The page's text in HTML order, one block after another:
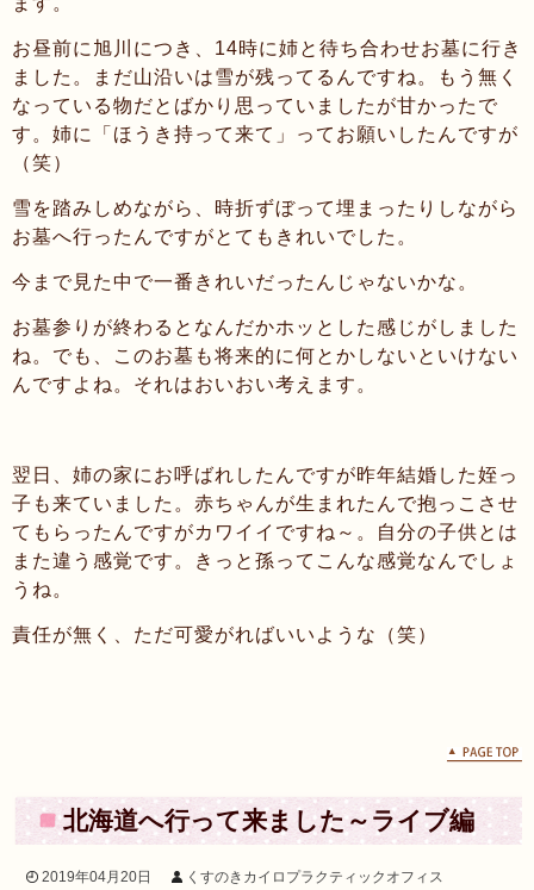
お昼前に旭川につき、14時に姉と待ち合わせお墓に行き
ました。まだ山沿いは雪が残ってるんですね。もう無く
なっている物だとばかり思っていましたが甘かったで
す。姉に「ほうき持って来て」ってお願いしたんですが
（笑）
雪を踏みしめながら、時折ずぼって埋まったりしながら
お墓へ行ったんですがとてもきれいでした。
今まで見た中で一番きれいだったんじゃないかな。
お墓参りが終わるとなんだかホッとした感じがしました
ね。でも、このお墓も将来的に何とかしないといけない
んですよね。それはおいおい考えます。
翌日、姉の家にお呼ばれしたんですが昨年結婚した姪っ
子も来ていました。赤ちゃんが生まれたんで抱っこさせ
てもらったんですがカワイイですね～。自分の子供とは
また違う感覚です。きっと孫ってこんな感覚なんでしょ
うね。
責任が無く、ただ可愛がればいいような（笑）
北海道へ行って来ました～ライブ編
2019年04月20日 くすのきカイロプラクティックオフィス次の投稿へ >>